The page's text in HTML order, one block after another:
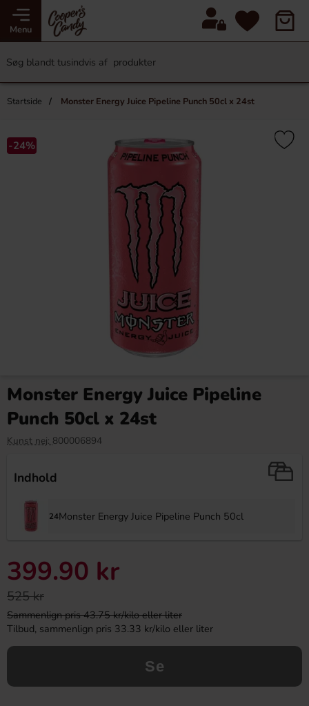
Menu
Startside Monster Energy Juice Pipeline Punch 50cl x 24st
-24%
Monster Energy Juice Pipeline
Punch 50cl x 24st
Kunst nej: 800006894
Indhold
24Monster Energy Juice Pipeline Punch 50cl
399.90 kr
525 kr
Sammenlign pris 43.75 kr/kilo eller liter
Tilbud, sammenlign pris 33.33 kr/kilo eller liter
Se